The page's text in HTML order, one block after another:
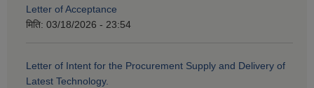
Letter of Acceptance
मिति: 03/18/2026 - 23:54
Letter of Intent for the Procurement Supply and Delivery of
Latest Technology.